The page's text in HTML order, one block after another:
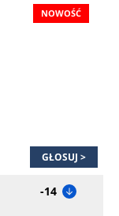
GŁOSUJ >
-14